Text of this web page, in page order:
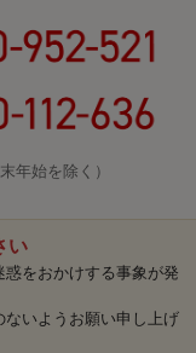
年始を除く）
い
をおかけする事象が発
いようお願い申し上げ